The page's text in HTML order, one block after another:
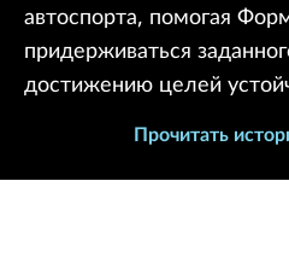
автоспорта, помогая
придерживаться
достижению целей
Прочитать